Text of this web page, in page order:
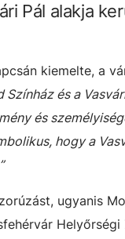
Pál alakja
kiemelte, a
Színház és a
és
hogy a
ugyanis
Helyőrségi